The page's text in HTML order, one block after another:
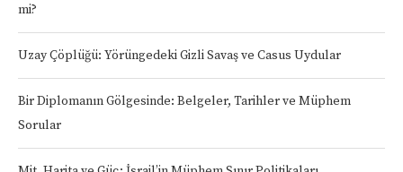
mi?
Uzay Çöplüğü: Yörüngedeki Gizli Savaş ve Casus Uydular
Bir Diplomanın Gölgesinde: Belgeler, Tarihler ve Müphem
Sorular